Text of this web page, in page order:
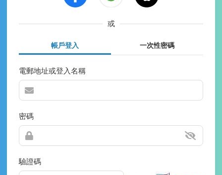
或
帳戶登入 一次性密碼
電郵地址或登入名稱
密碼
驗證碼